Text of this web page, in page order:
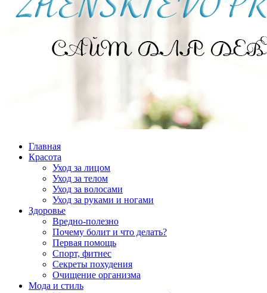
Главная
Красота
Уход за лицом
Уход за телом
Уход за волосами
Уход за руками и ногами
Здоровье
Вредно-полезно
Почему болит и что делать?
Первая помощь
Спорт, фитнес
Секреты похудения
Очищение организма
Мода и стиль